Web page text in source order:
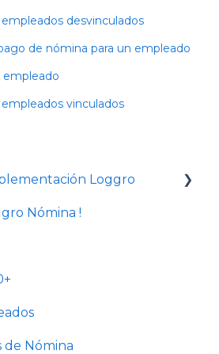
desvinculados
de nómina para un empleado
empleado
vinculados
Loggro
Nómina !
de Nómina